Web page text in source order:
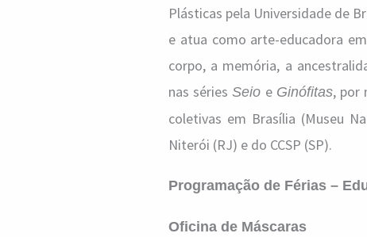
Plásticas pela Universidade de
e atua como arte-educadora
corpo, a memória, a
nas sériesSeio e Ginófitas, por
coletivas em Brasília (Museu
Niterói (RJ) e do CCSP (SP).
Programação de Férias –
Oficina de Máscaras